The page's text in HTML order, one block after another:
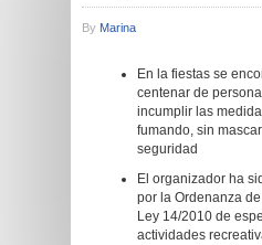
By Marina
En la fiestas se
centenar de
incumplir las
fumando, sin
seguridad
El organizador ha
por la Ordenanza
Ley 14/2010 de
actividades